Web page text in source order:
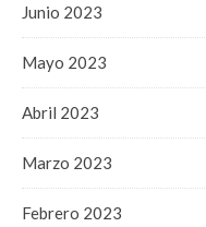
Junio 2023
Mayo 2023
Abril 2023
Marzo 2023
Febrero 2023